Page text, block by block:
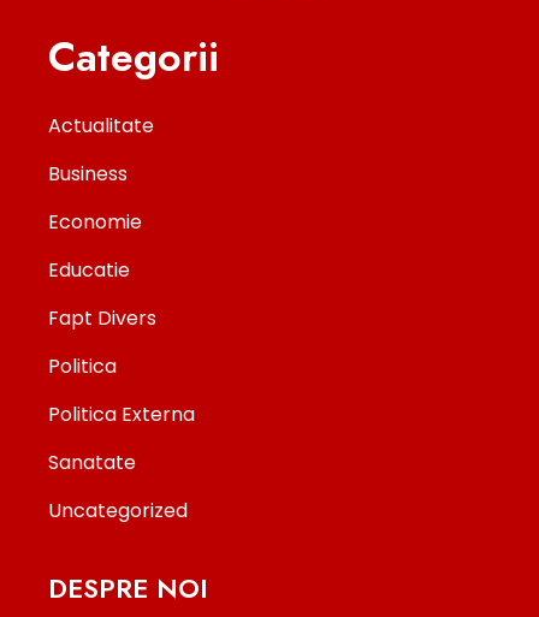
Categorii
Actualitate
Business
Economie
Educatie
Fapt Divers
Politica
Politica Externa
Sanatate
Uncategorized
DESPRE NOI